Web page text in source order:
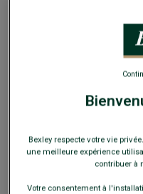
LOOK
POLO HOMME TEXTURÉ
49,00 €
79€2 polos au choix
3 polos au choix
Bexley respecte votre vie
une meilleure expérience
contribuer à
Votre consentement à